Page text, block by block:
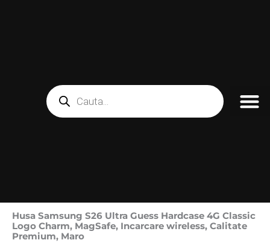
Products
search
Husa Samsung S26 Ultra Guess Hardcase 4G Classic
Logo Charm, MagSafe, Incarcare wireless, Calitate
Premium, Maro